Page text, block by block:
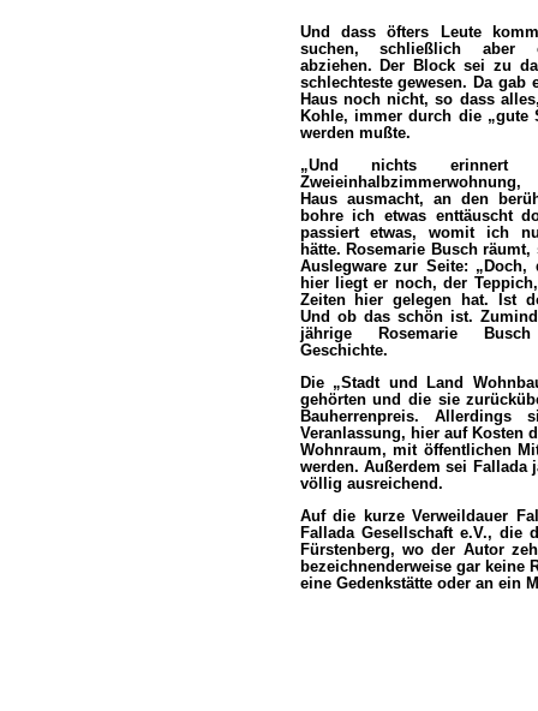
Und dass öfters Leute
suchen, schließlich aber
abziehen. Der Block sei zu
schlechteste gewesen. Da gab
Haus noch nicht, so dass
Kohle, immer durch die „gute
werden mußte.
„Und nichts
Haus ausmacht, an den
bohre ich etwas enttäuscht
passiert etwas, womit ich
hätte. Rosemarie Busch
Auslegware zur Seite: „Doch,
hier liegt er noch, der
Zeiten hier gelegen hat. Ist
Und ob das schön ist.
jährige Rosemarie
Geschichte.
Die „Stadt und Land
gehörten und die sie
Bauherrenpreis.
Veranlassung, hier auf Kosten
Wohnraum, mit öffentlichen
werden. Außerdem sei Fallada
völlig ausreichend.
Auf die kurze Verweildauer
Fallada Gesellschaft e.V., die
Fürstenberg, wo der Autor
bezeichnenderweise gar keine
eine Gedenkstätte oder an ein